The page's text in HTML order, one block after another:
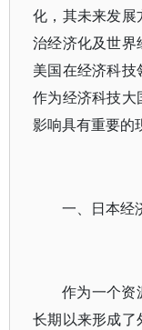
化，其未来发展
治经济化及世界
美国在经济科
作为经济科技大
影响具有重要的
一、日本经
作为一个资
长期以来形成